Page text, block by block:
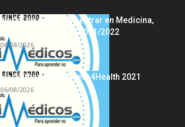
Notas de corte para entrar en Medicina,
curso 2022/2023 vs 2021/2022
06/08/2026
Hackathon Innomakers4Health 2021
06/08/2026